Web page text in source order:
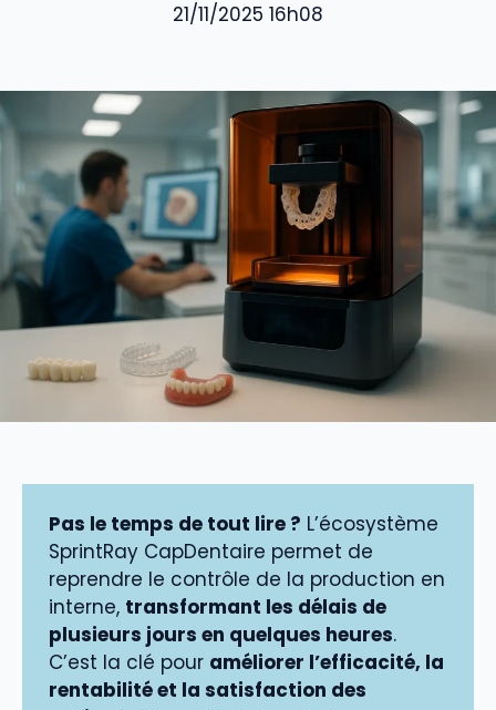
21/11/2025 16h08
Pas le temps de tout lire ? L’écosystème
SprintRay CapDentaire permet de
reprendre le contrôle de la production en
interne, transformant les délais de
plusieurs jours en quelques heures.
C’est la clé pour améliorer l’efficacité, la
rentabilité et la satisfaction des